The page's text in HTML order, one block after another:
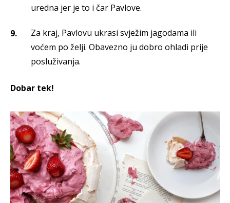
uredna jer je to i čar Pavlove.
Za kraj, Pavlovu ukrasi svježim jagodama ili
voćem po želji. Obavezno ju dobro ohladi prije
posluživanja.
Dobar tek!